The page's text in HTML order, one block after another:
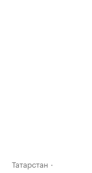
Татарстан